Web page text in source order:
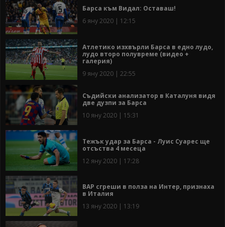
Барса към Видал: Оставаш!
6 яну 2020 | 12:15
Атлетико изхвърли Барса в едно лудо,
лудо второ полувреме (видео +
галерия)
9 яну 2020 | 22:55
Съдийски анализатор в Каталуня видя
две дузпи за Барса
10 яну 2020 | 15:31
Тежък удар за Барса - Луис Суарес ще
отсъства 4 месеца
12 яну 2020 | 17:28
ВАР сгреши в полза на Интер, признаха
в Италия
13 яну 2020 | 13:19